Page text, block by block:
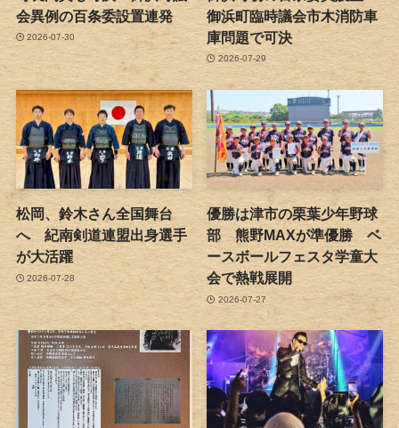
会異例の百条委設置連発
2026-07-30
御浜町臨時議会市木消防車
庫問題で可決
2026-07-29
松岡、鈴木さん全国舞台
へ 紀南剣道連盟出身選手
が大活躍
2026-07-28
優勝は津市の栗葉少年野球
部 熊野MAXが準優勝 ベ
ースボールフェスタ学童大
会で熱戦展開
2026-07-27